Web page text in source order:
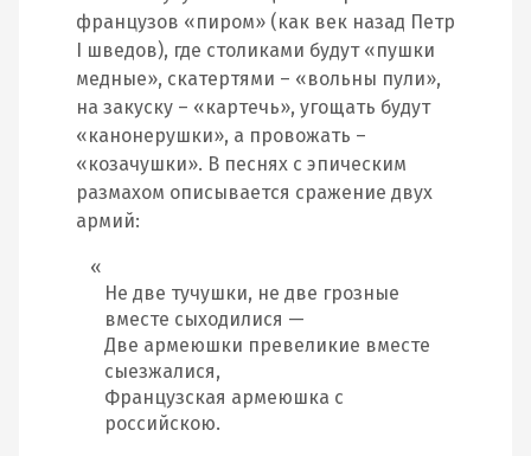
французов «пиром» (как век назад Петр
I шведов), где столиками будут «пушки
медные», скатертями – «вольны пули»,
на закуску – «картечь», угощать будут
«канонерушки», а провожать –
«козачушки». В песнях с эпическим
размахом описывается сражение двух
армий:
Не две тучушки, не две грозные
вместе сыходилися —
Две армеюшки превеликие вместе
сыезжалися,
Французская армеюшка с
российскою.